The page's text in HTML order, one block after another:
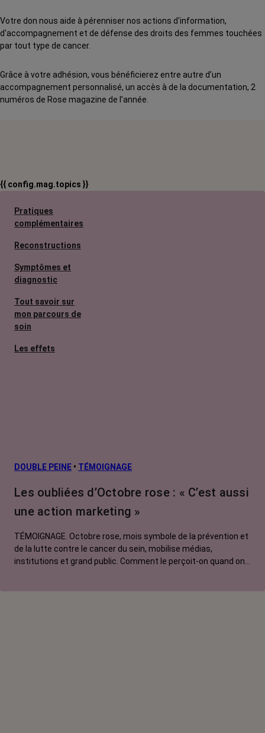
Votre don nous aide à pérenniser nos actions d'information,
d'accompagnement et de défense des droits des femmes touchées
par tout type de cancer.
Grâce à votre adhésion, vous bénéficierez entre autre d’un
accompagnement personnalisé, un accès à de la documentation, 2
numéros de Rose magazine de l’année.
{{ config.mag.topics }}
Pratiques
complémentaires
Reconstructions
Symptômes et
diagnostic
Tout savoir sur
mon parcours de
soin
Les effets
L’après cancer
Traitements
contre le cancer
DOUBLE PEINE • TÉMOIGNAGE
Les oubliées d’Octobre rose : « C’est aussi
une action marketing »
TÉMOIGNAGE. Octobre rose, mois symbole de la prévention et
de la lutte contre le cancer du sein, mobilise médias,
institutions et grand public. Comment le perçoit-on quand on